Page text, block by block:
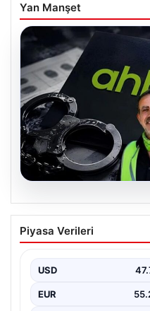
Yan Manşet
07.08.2026
Ahbap Derneği
Atandı ve Fesih
kamuoyunda geniş
Piyasa Verileri
USD
EUR